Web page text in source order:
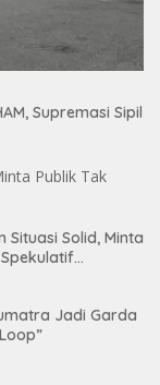
Supremasi Sipil
Situasi Solid, Minta
Jadi Garda